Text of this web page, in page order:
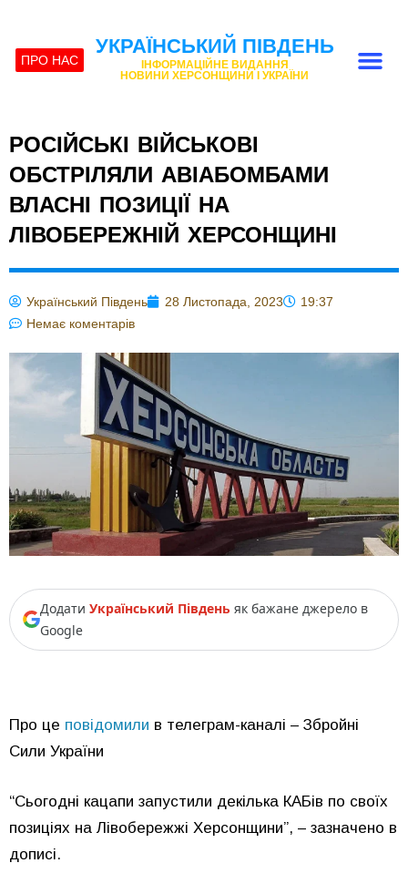
ПРО НАС
УКРАЇНСЬКИЙ ПІВДЕНЬ
ІНФОРМАЦІЙНЕ ВИДАННЯ
НОВИНИ ХЕРСОНЩИНИ І УКРАЇНИ
РОСІЙСЬКІ ВІЙСЬКОВІ
ОБСТРІЛЯЛИ АВІАБОМБАМИ
ВЛАСНІ ПОЗИЦІЇ НА
ЛІВОБЕРЕЖНІЙ ХЕРСОНЩИНІ
Український Південь 28 Листопада, 2023
19:37
Немає коментарів
Додати Український Південь як бажане джерело в
Google
Про це повідомили в телеграм-каналі – Збройні
Сили України
“Сьогодні кацапи запустили декілька КАБів по своїх
позиціях на Лівобережжі Херсонщини”, – зазначено в
дописі.